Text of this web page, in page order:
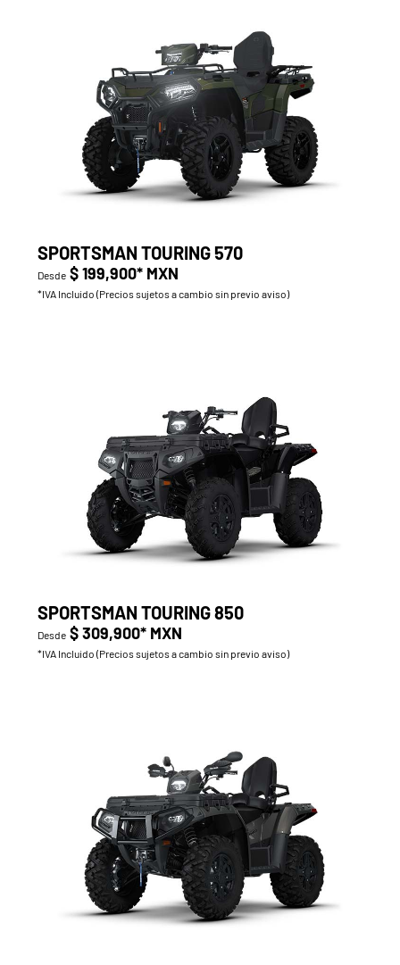
SPORTSMAN TOURING 570
Desde $ 199,900* MXN
*IVA Incluido (Precios sujetos a cambio sin previo aviso)
SPORTSMAN TOURING 850
Desde $ 309,900* MXN
*IVA Incluido (Precios sujetos a cambio sin previo aviso)